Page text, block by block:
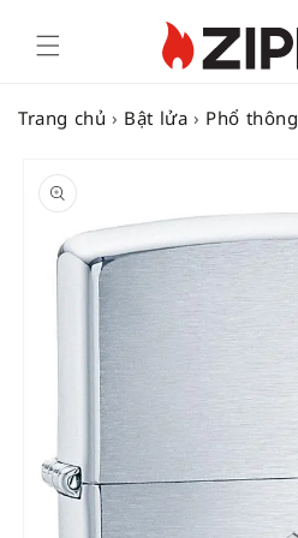
Trang chủ › Bật lửa › Phổ thông
PRODUCT
INFORMATION